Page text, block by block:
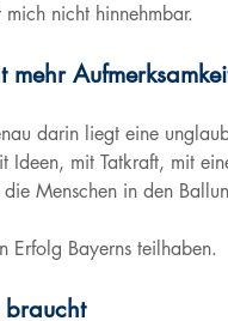
nicht hinnehmbar.
darin liegt eine
Ideen, mit Tatkraft, mit
Menschen in den
Erfolg Bayerns teilhaben.